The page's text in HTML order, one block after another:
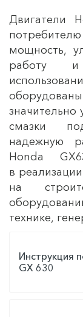
Двигатели
мощность,
работу и
значительно
смазки
надежную
Honda
в
на
технике,
Инструкция
GX 630